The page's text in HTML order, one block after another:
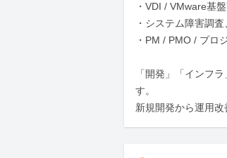
・VDI / VMware基
・システム障害調
・PM / PMO / プロ
「開発」「インフ
す。
新規開発から運用改